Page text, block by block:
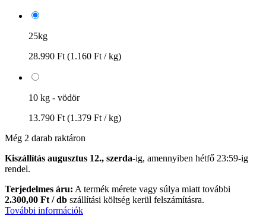
25kg
28.990 Ft (1.160 Ft / kg)
10 kg - vödör
13.790 Ft (1.379 Ft / kg)
Még 2 darab raktáron
Kiszállítás augusztus 12., szerda-ig, amennyiben hétfő 23:59-ig
rendel.
Terjedelmes áru: A termék mérete vagy súlya miatt további
2.300,00 Ft / db szállítási költség kerül felszámításra.
További információk